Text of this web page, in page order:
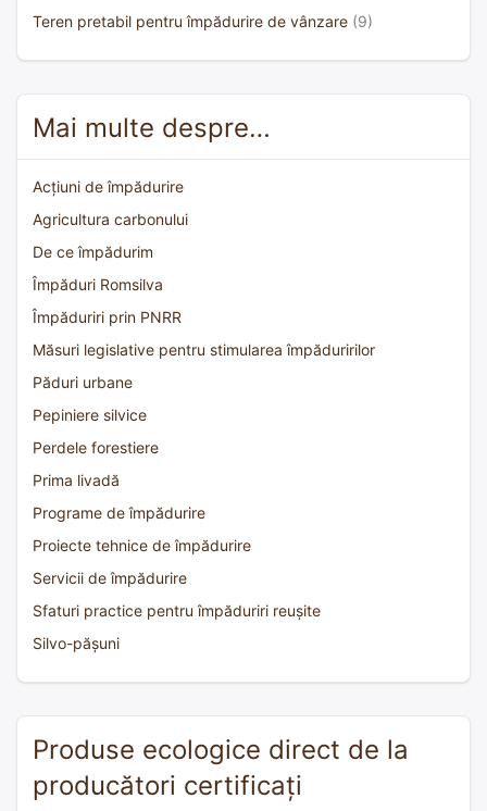
Teren pretabil pentru împădurire de vânzare (9)
Mai multe despre…
Acțiuni de împădurire
Agricultura carbonului
De ce împădurim
Împăduri Romsilva
Împăduriri prin PNRR
Măsuri legislative pentru stimularea împăduririlor
Păduri urbane
Pepiniere silvice
Perdele forestiere
Prima livadă
Programe de împădurire
Proiecte tehnice de împădurire
Servicii de împădurire
Sfaturi practice pentru împăduriri reușite
Silvo-pășuni
Produse ecologice direct de la
producători certificați